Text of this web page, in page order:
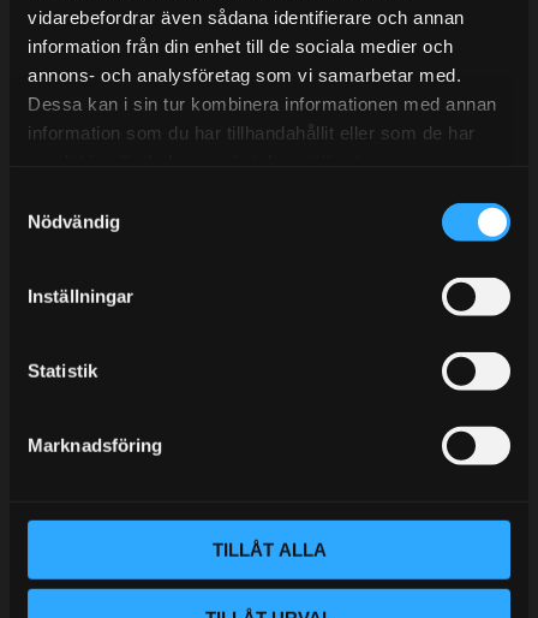
vidarebefordrar även sådana identifierare och annan
information från din enhet till de sociala medier och
annons- och analysföretag som vi samarbetar med.
Dessa kan i sin tur kombinera informationen med annan
information som du har tillhandahållit eller som de har
Nödvändig
Inställningar
Statistik
Marknadsföring
TILLÅT ALLA
BLOG
KONTAKTA OSS
MY PAGES